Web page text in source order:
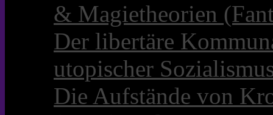
& Magietheorien
Der libertäre
utopischer
Die Aufstände von